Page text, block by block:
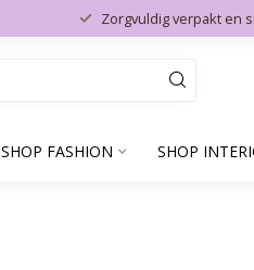
Zorgvuldig verpakt en
SHOP FASHION SHOP